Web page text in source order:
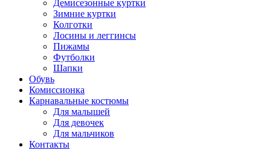
Демисезонные куртки
Зимние куртки
Колготки
Лосины и леггинсы
Пижамы
Футболки
Шапки
Обувь
Комиссионка
Карнавальные костюмы
Для малышей
Для девочек
Для мальчиков
Контакты